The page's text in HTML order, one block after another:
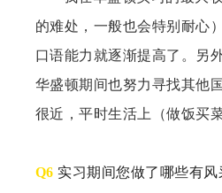
的难处，一般也会特别耐心
口语能力就逐渐提高了。另
华盛顿期间也努力寻找其他
很近，平时生活上（做饭买
Q6 实习期间您做了哪些有风